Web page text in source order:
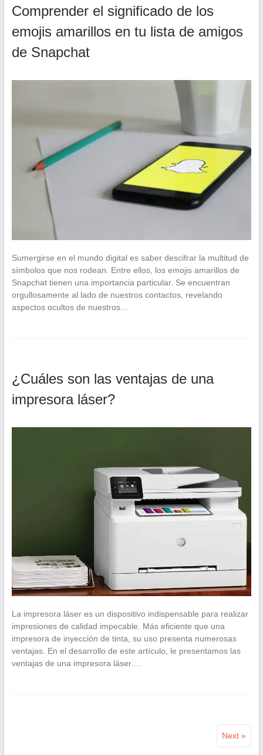
Comprender el significado de los
emojis amarillos en tu lista de amigos
de Snapchat
Sumergirse en el mundo digital es saber descifrar la multitud de
símbolos que nos rodean. Entre ellos, los emojis amarillos de
Snapchat tienen una importancia particular. Se encuentran
orgullosamente al lado de nuestros contactos, revelando
aspectos ocultos de nuestros…
¿Cuáles son las ventajas de una
impresora láser?
La impresora láser es un dispositivo indispensable para realizar
impresiones de calidad impecable. Más eficiente que una
impresora de inyección de tinta, su uso presenta numerosas
ventajas. En el desarrollo de este artículo, le presentamos las
ventajas de una impresora láser.…
Next »